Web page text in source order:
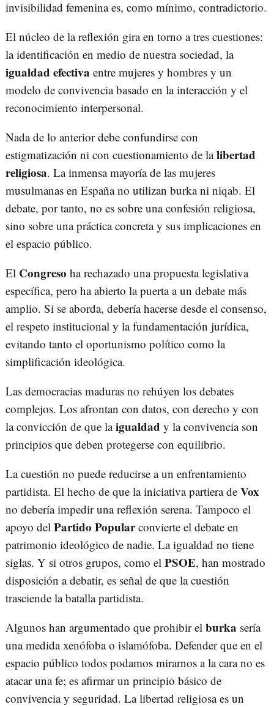
invisibilidad femenina es, como mínimo, contradictorio.
El núcleo de la reflexión gira en torno a tres cuestiones:
la identificación en medio de nuestra sociedad, la
igualdad efectiva entre mujeres y hombres y un
modelo de convivencia basado en la interacción y el
reconocimiento interpersonal.
Nada de lo anterior debe confundirse con
estigmatización ni con cuestionamiento de lalibertad
religiosa. La inmensa mayoría de las mujeres
musulmanas en España no utilizan burka ni niqab. El
debate, por tanto, no es sobre una confesión religiosa,
sino sobre una práctica concreta y sus implicaciones en
el espacio público.
El Congreso ha rechazado una propuesta legislativa
específica, pero ha abierto la puerta a un debate más
amplio. Si se aborda, debería hacerse desde el consenso,
el respeto institucional y la fundamentación jurídica,
evitando tanto el oportunismo político como la
simplificación ideológica.
Las democracias maduras no rehúyen los debates
complejos. Los afrontan con datos, con derecho y con
la convicción de que laigualdad y la convivencia son
principios que deben protegerse con equilibrio.
La cuestión no puede reducirse a un enfrentamiento
partidista. El hecho de que la iniciativa partiera de Vox
no debería impedir una reflexión serena. Tampoco el
apoyo del Partido Popularconvierte el debate en
patrimonio ideológico de nadie. La igualdad no tiene
siglas. Y si otros grupos, como el PSOE, han mostrado
disposición a debatir, es señal de que la cuestión
trasciende la batalla partidista.
Algunos han argumentado que prohibir el burka sería
una medida xenófoba o islamófoba. Defender que en el
espacio público todos podamos mirarnos a la cara no es
atacar una fe; es afirmar un principio básico de
convivencia y seguridad. La libertad religiosa es un